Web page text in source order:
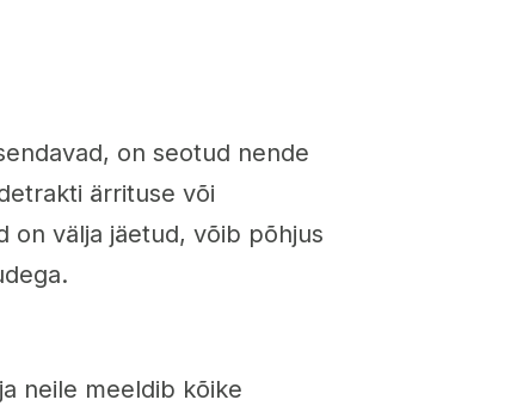
on seotud nende
ärrituse või
on välja jäetud, võib põhjus
neile meeldib kõike